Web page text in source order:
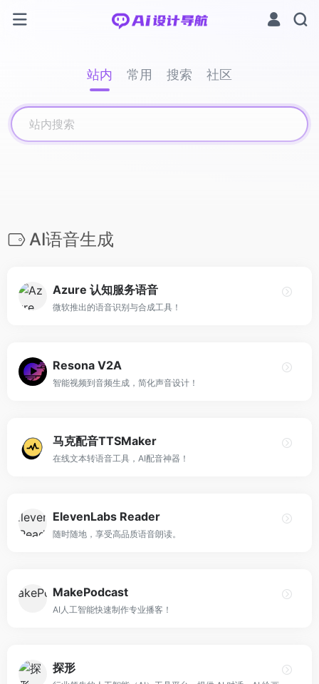
站内 常用 搜索 社区
AI语音生成
Azure 认知服务语音
微软推出的语音识别与合成工具！
Resona V2A
智能视频到音频生成，简化声音设计！
马克配音TTSMaker
在线文本转语音工具，AI配音神器！
ElevenLabs Reader
随时随地，享受高品质语音朗读。
MakePodcast
AI人工智能快速制作专业播客！
探形